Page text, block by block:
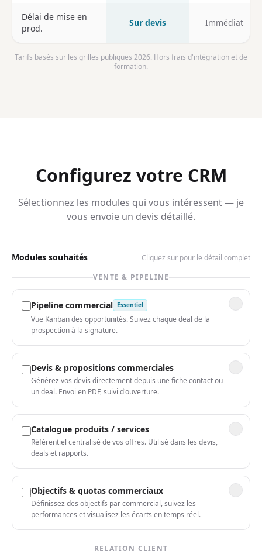
Délai de mise en
prod.
Sur devis Immédiat
Tarifs basés sur les grilles publiques 2026. Hors frais d'intégration et de
formation.
Configurez votre CRM
Sélectionnez les modules qui vous intéressent — je
vous envoie un devis détaillé.
Modules souhaités Cliquez sur pour le détail complet
VENTE & PIPELINE
Pipeline commercial Essentiel
Vue Kanban des opportunités. Suivez chaque deal de la
prospection à la signature.
Devis & propositions commerciales
Générez vos devis directement depuis une fiche contact ou
un deal. Envoi en PDF, suivi d'ouverture.
Catalogue produits / services
Référentiel centralisé de vos offres. Utilisé dans les devis,
deals et rapports.
Objectifs & quotas commerciaux
Définissez des objectifs par commercial, suivez les
performances et visualisez les écarts en temps réel.
RELATION CLIENT